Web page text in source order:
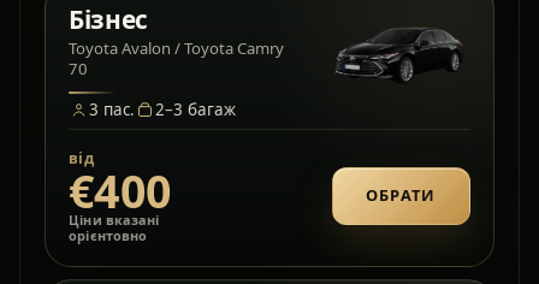
Бізнес
Toyota Avalon / Toyota Camry
70
3 пас. 2–3 багаж
від
€400
Ціни вказані
орієнтовно
ОБРАТИ